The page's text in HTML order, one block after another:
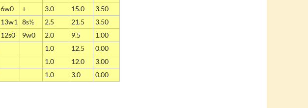
6w0 + 3.0 15.0
3.50
13w1 8s½ 2.5 21.5
3.50
12s0 9w0 2.0 9.5
1.00
1.0 12.5
0.00
1.0 12.0
3.00
1.0 3.0 0.00